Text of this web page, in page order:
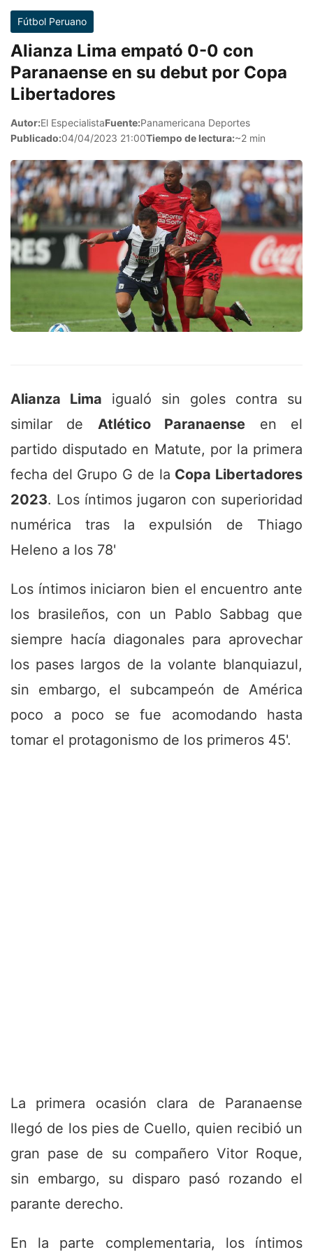
Fútbol Peruano
Alianza Lima empató 0-0 con
Paranaense en su debut por Copa
Libertadores
Autor:El EspecialistaFuente:Panamericana Deportes
Publicado:04/04/2023 21:00Tiempo de lectura:~2 min
Alianza Lima igualó sin goles contra su
similar de Atlético Paranaense en el
partido disputado en Matute, por la primera
fecha del Grupo G de la Copa Libertadores
2023. Los íntimos jugaron con superioridad
numérica tras la expulsión de Thiago
Heleno a los 78'
Los íntimos iniciaron bien el encuentro ante
los brasileños, con un Pablo Sabbag que
siempre hacía diagonales para aprovechar
los pases largos de la volante blanquiazul,
sin embargo, el subcampeón de América
poco a poco se fue acomodando hasta
tomar el protagonismo de los primeros 45'.
La primera ocasión clara de Paranaense
llegó de los pies de Cuello, quien recibió un
gran pase de su compañero Vitor Roque,
sin embargo, su disparo pasó rozando el
parante derecho.
En la parte complementaria, los íntimos